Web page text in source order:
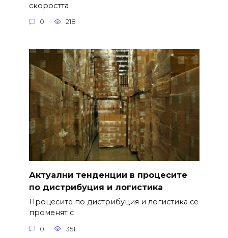
скоростта
0 218
Актуални тенденции в процесите
по дистрибуция и логистика
Процесите по дистрибуция и логистика се
променят с
0 351